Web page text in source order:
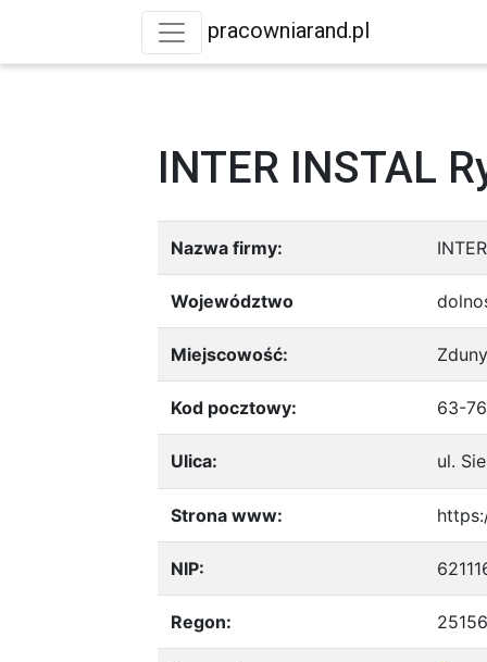
pracowniarand.pl
INTER INSTAL
Nazwa firmy:
Województwo
Miejscowość: Zduny
Kod pocztowy: 63-
Ulica: ul.
Strona www:
NIP:
Regon: